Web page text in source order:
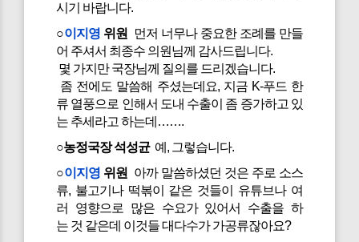
시기 바랍니다.
○이지영 위원
먼저 너무나 중요한 조례를 만들
어 주셔서 최종수 의원님께 감사드립니다.
몇 가지만 국장님께 질의를 드리겠습니다.
좀 전에도 말씀해 주셨는데요, 지금 K-푸드 한
류 열풍으로 인해서 도내 수출이 좀 증가하고 있
는 추세라고 하는데…….
○농정국장 석성균예, 그렇습니다.
○이지영 위원
아까 말씀하셨던 것은 주로 소스
류, 불고기나 떡볶이 같은 것들이 유튜브나 여
러 영향으로 많은 수요가 있어서 수출을 하
는 것 같은데 이것들 대다수가 가공류잖아요?